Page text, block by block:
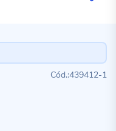
439412-1